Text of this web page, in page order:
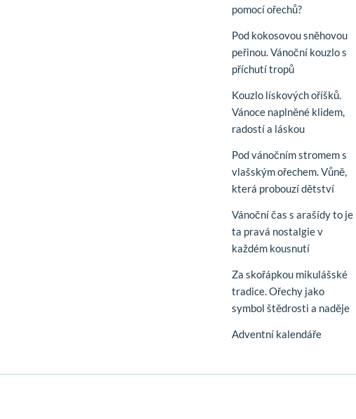
pomocí ořechů?
Pod kokosovou sněhovou
peřinou. Vánoční kouzlo s
příchutí tropů
Kouzlo lískových oříšků.
Vánoce naplněné klidem,
radostí a láskou
Pod vánočním stromem s
vlašským ořechem. Vůně,
která probouzí dětství
Vánoční čas s arašídy to je
ta pravá nostalgie v
každém kousnutí
Za skořápkou mikulášské
tradice. Ořechy jako
symbol štědrosti a naděje
Adventní kalendáře